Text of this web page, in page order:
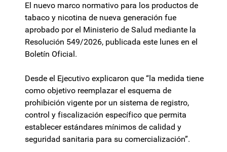
El nuevo marco normativo para los productos de
tabaco y nicotina de nueva generación fue
aprobado por el Ministerio de Salud mediante la
Resolución 549/2026, publicada este lunes en el
Boletín Oficial.
Desde el Ejecutivo explicaron que “la medida tiene
como objetivo reemplazar el esquema de
prohibición vigente por un sistema de registro,
control y fiscalización específico que permita
establecer estándares mínimos de calidad y
seguridad sanitaria para su comercialización”.